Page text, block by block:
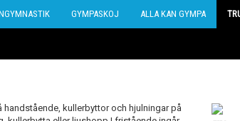
GYMPASKOJ ALLA KAN GYMPA
handstående, kullerbyttor och hjulningar på